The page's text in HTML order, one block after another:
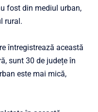
fost din mediul urban,
rural.
întregistrează această
sunt 30 de județe în
este mai mică,